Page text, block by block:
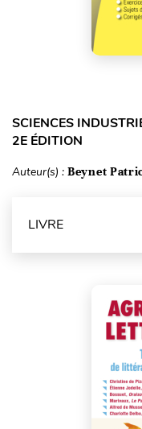
SCIENCES
2E ÉDITION
Auteur(s) : Beynet
LIVRE